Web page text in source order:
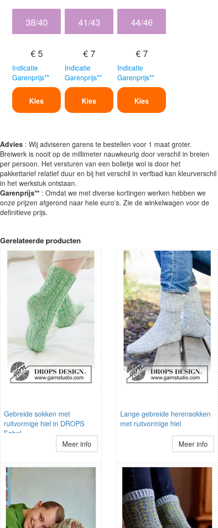
38/40
€ 5
Indicatie
Garenprijs**
Kies
41/43
€ 7
Indicatie
Garenprijs**
Kies
44/46
€ 7
Indicatie
Garenprijs**
Kies
Advies : Wij adviseren garens te bestellen voor 1 maat groter.
Breiwerk is nooit op de millimeter nauwkeurig door verschil in breien
per persoon. Het versturen van een bolletje wol is door het
pakkettarief relatief duur en bij het verschil in verfbad kan kleurverschil
in het werkstuk ontstaan.
Garenprijs** : Omdat we met diverse kortingen werken hebben we
onze prijzen afgerond naar hele euro's. Zie de winkelwagen voor de
definitieve prijs.
Gerelateerde producten
Gebreide sokken met
ruitvormige hiel in DROPS
Fabel
Meer info
Lange gebreide herensokken
met ruitvormige hiel
Meer info